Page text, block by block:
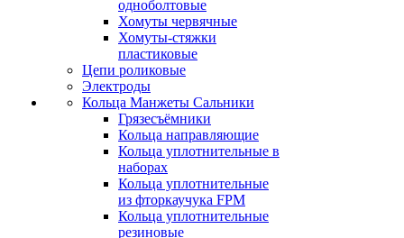
одноболтовые
Хомуты червячные
Хомуты-стяжки
пластиковые
Цепи роликовые
Электроды
Кольца Манжеты Сальники
Грязесъёмники
Кольца направляющие
Кольца уплотнительные в
наборах
Кольца уплотнительные
из фторкаучука FPM
Кольца уплотнительные
резиновые